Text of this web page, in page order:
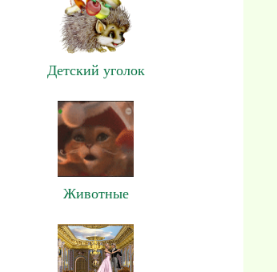
Детский уголок
Животные